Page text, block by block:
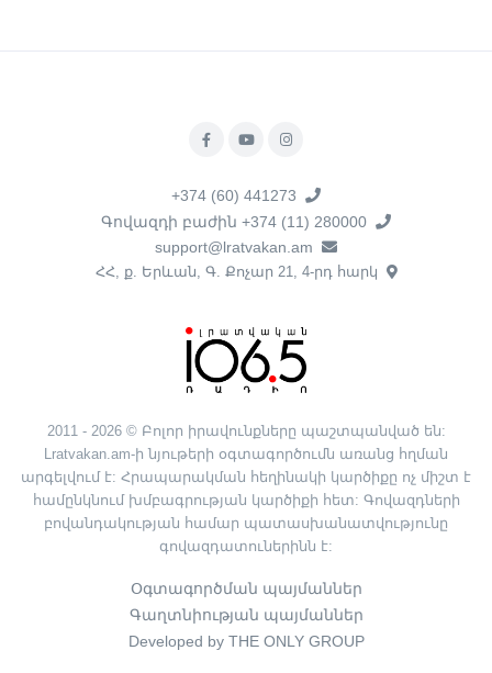
+374 (60) 441273
Գովազդի բաժին +374 (11) 280000
support@lratvakan.am
ՀՀ, ք. Երևան, Գ. Քոչար 21, 4-րդ հարկ
2011 - 2026 © Բոլոր իրավունքները պաշտպանված են:
Lratvakan.am-ի նյութերի օգտագործումն առանց հղման
արգելվում է: Հրապարակման հեղինակի կարծիքը ոչ միշտ է
համընկնում խմբագրության կարծիքի հետ: Գովազդների
բովանդակության համար պատասխանատվությունը
գովազդատուներինն է:
Օգտագործման պայմաններ
Գաղտնիության պայմաններ
Developed by THE ONLY GROUP